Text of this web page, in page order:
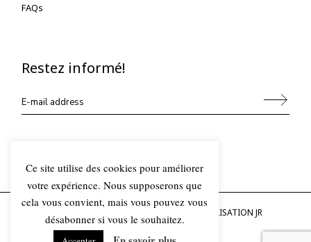
FAQs
Restez informé!
© 2023 OLDEPARIS, TOUS DROITS RÉSERVÉS, RÉALISATIONJR
INFORMATIQUE
Ce site utilise des cookies pour améliorer
votre expérience. Nous supposerons que
cela vous convient, mais vous pouvez vous
désabonner si vous le souhaitez.